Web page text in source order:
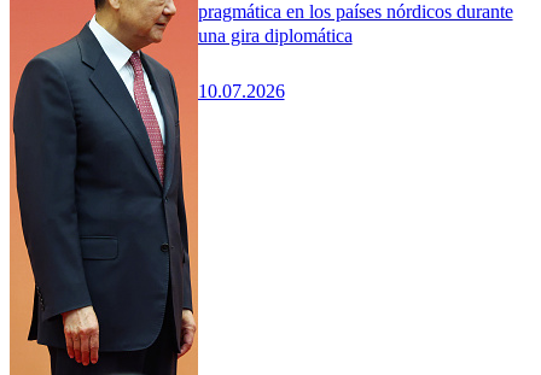
pragmática en los países nórdicos durante
una gira diplomática
10.07.2026